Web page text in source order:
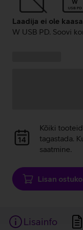
W
USB PD
Laadija ei ole
W USB PD. Soovi
Andmete
laadimine
Kõiki
tagastada.
saatmine.
Lisan
Lisainfo